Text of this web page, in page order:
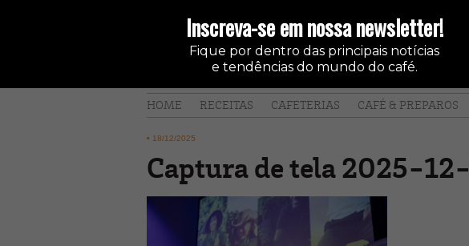
Inscreva-se em nossa newsletter!
Fique por dentro das principais notícias
e tendências do mundo do café.
HOME RECEITAS CAFETERIAS CAFÉ & PREPAROS
• 18/12/2025
Captura de tela 2025-